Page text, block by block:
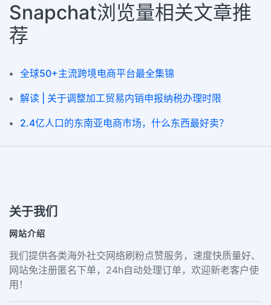
Snapchat浏览量相关文章推
荐
全球50+主流跨境电商平台最全集锦
解读 | 关于调整加工贸易内销申报纳税办理时限
2.4亿人口的东南亚电商市场，什么东西最好卖？
关于我们
网站介绍
我们提供各类海外社交网络刷粉点赞服务，速度快质量好、
网站免注册匿名下单，24h自动处理订单，欢迎新老客户使
用！